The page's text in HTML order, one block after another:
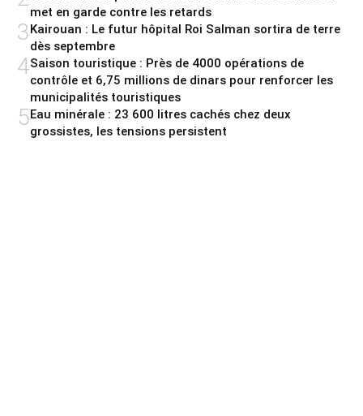
met en garde contre les retards
3Kairouan : Le futur hôpital Roi Salman sortira de terre
dès septembre
4Saison touristique : Près de 4000 opérations de
contrôle et 6,75 millions de dinars pour renforcer les
municipalités touristiques
5Eau minérale : 23 600 litres cachés chez deux
grossistes, les tensions persistent